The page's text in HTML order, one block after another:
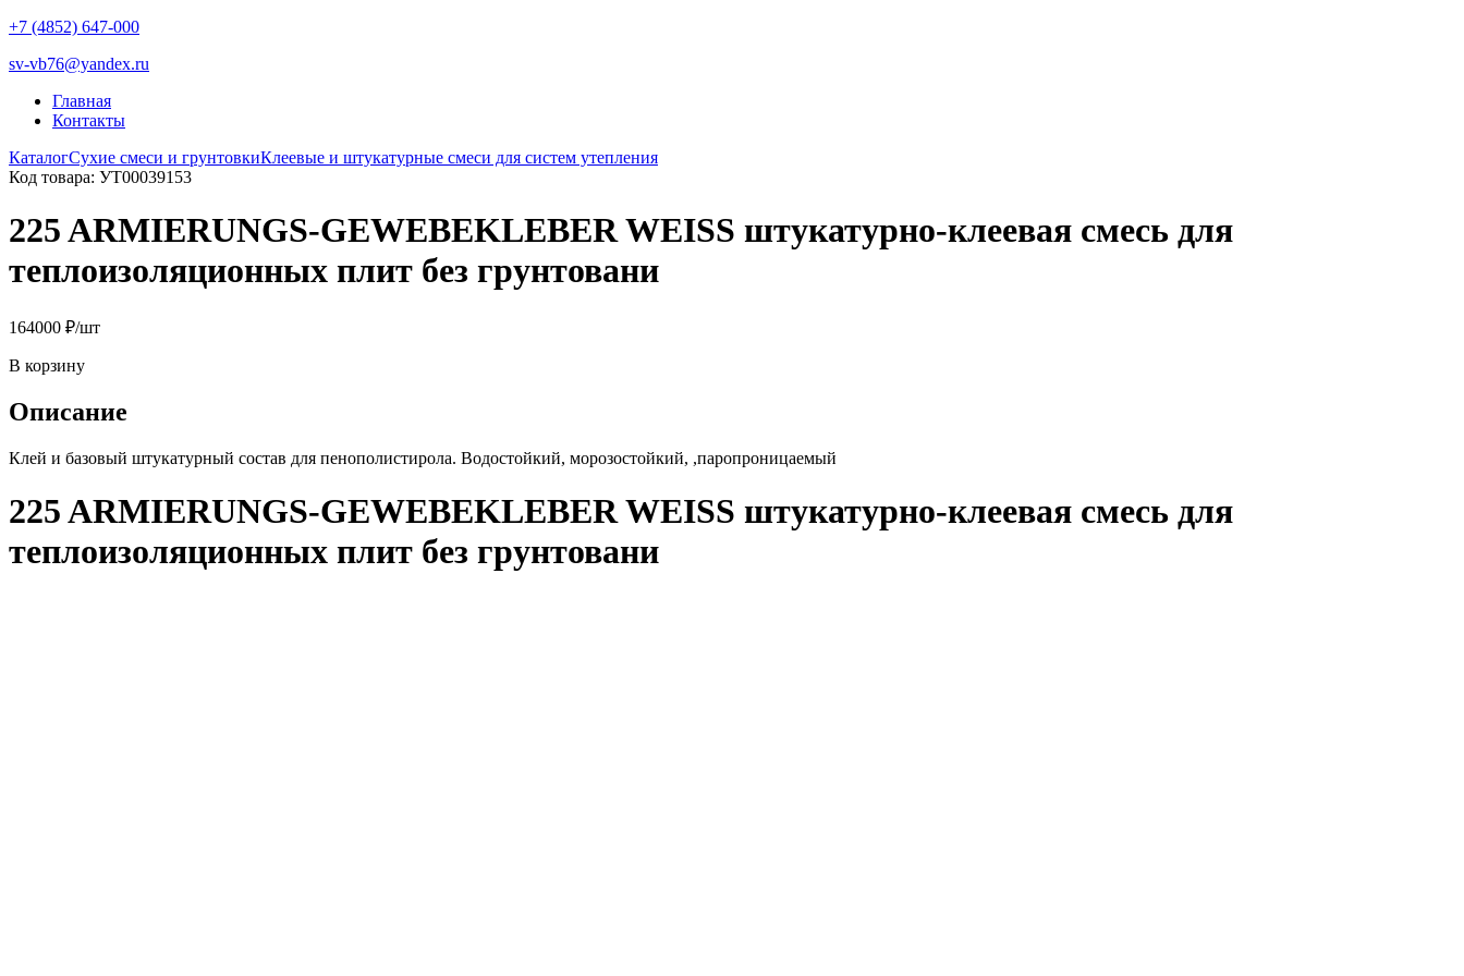
+7 (4852) 647-000
sv-vb76@yandex.ru
Главная
Контакты
КаталогСухие смеси и грунтовкиКлеевые и штукатурные смеси для систем утепления
Код товара: УТ00039153
225 ARMIERUNGS-GEWEBEKLEBER WEISS штукатурно-клеевая смесь для
теплоизоляционных плит без грунтовани
164000 ₽/шт
В корзину
Описание
Клей и базовый штукатурный состав для пенополистирола. Водостойкий, морозостойкий, ,паропроницаемый
225 ARMIERUNGS-GEWEBEKLEBER WEISS штукатурно-клеевая смесь для
теплоизоляционных плит без грунтовани